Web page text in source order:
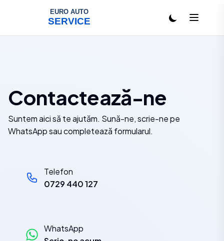
Contactează-ne
Suntem aici să te ajutăm. Sună-ne, scrie-ne pe
WhatsApp sau completează formularul.
Telefon
0729 440 127
WhatsApp